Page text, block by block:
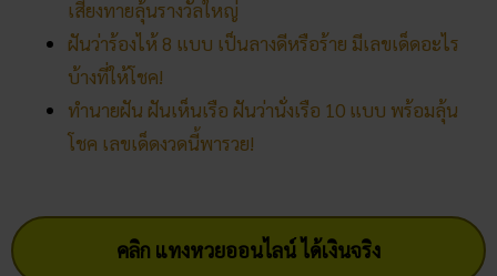
เสี่ยงทายลุ้นรางวัลใหญ่
ฝันว่าร้องไห้ 8 แบบ เป็นลางดีหรือร้าย มีเลขเด็ดอะไร
บ้างที่ให้โชค!
ทำนายฝัน ฝันเห็นเรือ ฝันว่านั่งเรือ 10 แบบ พร้อมลุ้น
โชค เลขเด็ดงวดนี้พารวย!
คลิก แทงหวยออนไลน์ ได้เงินจริง